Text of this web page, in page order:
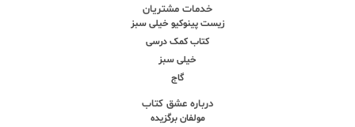
خدمات مشتریان
زیست پینوکیو خیلی سبز
کتاب کمک درسی
خیلی سبز
گاج
درباره عشق کتاب
مولفان برگزیده